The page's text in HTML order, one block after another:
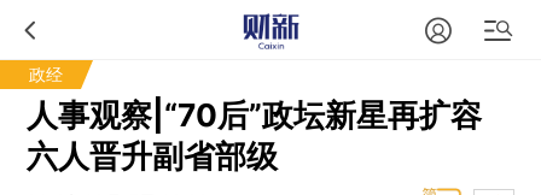
政经
人事观察|“70后”政坛新星再扩容
六人晋升副省部级